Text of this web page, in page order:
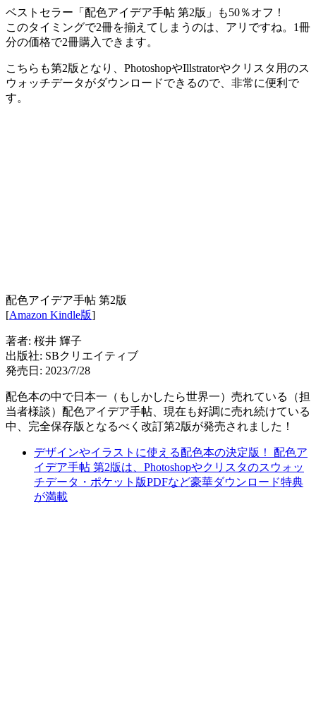
ベストセラー「配色アイデア手帖 第2版」も50％オフ！
このタイミングで2冊を揃えてしまうのは、アリですね。1冊
分の価格で2冊購入できます。
こちらも第2版となり、PhotoshopやIllstratorやクリスタ用のス
ウォッチデータがダウンロードできるので、非常に便利で
す。
配色アイデア手帖 第2版
[Amazon Kindle版]
著者: 桜井 輝子
出版社: SBクリエイティブ
発売日: 2023/7/28
配色本の中で日本一（もしかしたら世界一）売れている（担
当者様談）配色アイデア手帖、現在も好調に売れ続けている
中、 完全保存版となるべく改訂第2版が発売されました！
デザインやイラストに使える配色本の決定版！ 配色ア
イデア手帖 第2版は、Photoshopやクリスタのスウォッ
チデータ・ポケット版PDFなど豪華ダウンロード特典
が満載